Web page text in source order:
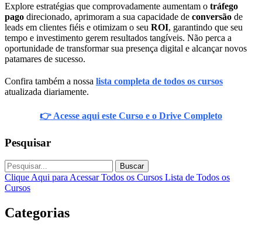
Explore estratégias que comprovadamente aumentam o tráfego
pago direcionado, aprimoram a sua capacidade de conversão de
leads em clientes fiéis e otimizam o seu ROI, garantindo que seu
tempo e investimento gerem resultados tangíveis. Não perca a
oportunidade de transformar sua presença digital e alcançar novos
patamares de sucesso.
Confira também a nossa lista completa de todos os cursos
atualizada diariamente.
👉 Acesse aqui este Curso e o Drive Completo
Pesquisar
Buscar
Clique Aqui para Acessar Todos os Cursos Lista de Todos os
Cursos
Categorias